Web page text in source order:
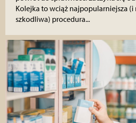
Kolejka to wciąż najpopularniejsza (i
szkodliwa) procedura...